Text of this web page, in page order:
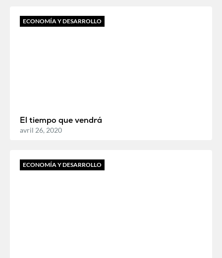
ECONOMÍA Y DESARROLLO
El tiempo que vendrá
avril 26, 2020
ECONOMÍA Y DESARROLLO